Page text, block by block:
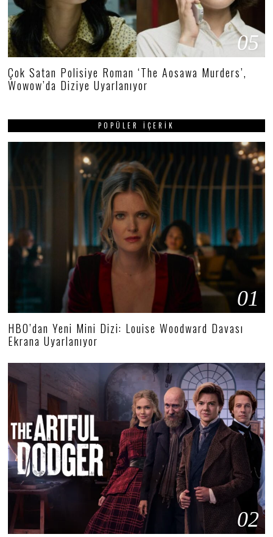
05
Çok Satan Polisiye Roman ‘The Aosawa Murders’,
Wowow’da Diziye Uyarlanıyor
POPÜLER İÇERIK
01
HBO’dan Yeni Mini Dizi: Louise Woodward Davası
Ekrana Uyarlanıyor
02